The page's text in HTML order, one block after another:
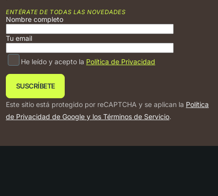
Empresa
País
¿Cuál es tu necesidad?
ENTÉRATE DE TODAS LAS NOVEDADES
Nombre completo
Tu email
He leído y acepto la Política de Privacidad
Este sitio está protegido por reCAPTCHA y se aplican la Política
de Privacidad de Google y los Términos de Servicio.